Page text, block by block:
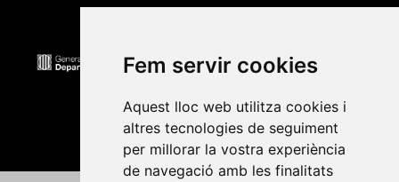
Fem servir cookies
Aquest lloc web utilitza cookies i
altres tecnologies de seguiment
per millorar la vostra experiència
de navegació amb les finalitats